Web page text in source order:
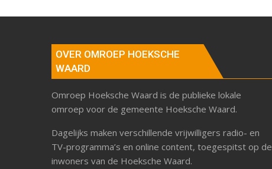
OVER OMROEP HOEKSCHE
WAARD
Omroep Hoeksche Waard is de publieke lokale
omroep voor de gemeente Hoeksche Waard.
Dagelijks maken verschillende vrijwilligers radio- en
TV-programma’s en online content, toegespitst op de
inwoners van de Hoeksche Waard.